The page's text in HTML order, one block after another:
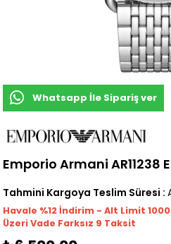
Whatsapp İle Sipariş ver
Emporio Armani AR11238
Tahmini Kargoya Teslim Süresi :
Havale %12 İndirim - Alt Limit 1000
Üzeri Vade Farksız 9 Taksit